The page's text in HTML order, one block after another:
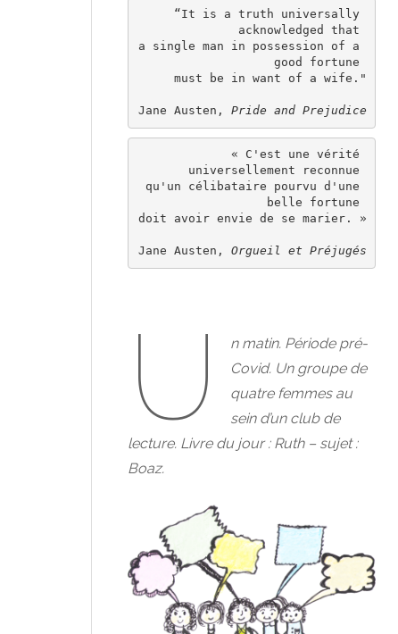
“It is a truth universally
acknowledged that
a single man in possession of a
good fortune
must be in want of a wife."
Jane Austen, Pride and Prejudice
« C'est une vérité
universellement reconnue
qu'un célibataire pourvu d'une
belle fortune
doit avoir envie de se marier. »
Jane Austen, Orgueil et Préjugés
U
n matin. Période pré-
Covid. Un groupe de
quatre femmes au
sein d’un club de
lecture. Livre du jour : Ruth – sujet :
Boaz.